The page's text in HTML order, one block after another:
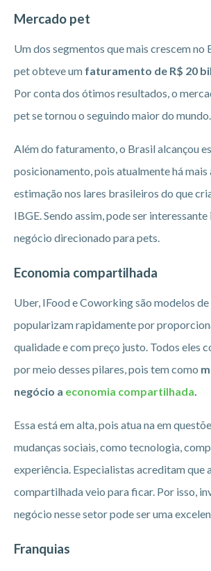
Mercado pet
Um dos segmentos que mais crescem no
pet obteve um faturamento de R$ 20
Por conta dos ótimos resultados, o
pet se tornou o seguindo maior do mundo.
Além do faturamento, o Brasil alcançou
posicionamento, pois atualmente há mais
estimação nos lares brasileiros do que
IBGE. Sendo assim, pode ser
negócio direcionado para pets.
Economia compartilhada
Uber, IFood e Coworking são modelos
popularizam rapidamente por
qualidade e com preço justo. Todos eles
por meio desses pilares, pois tem como
negócio a economia compartilhada.
Essa está em alta, pois atua na em
mudanças sociais, como tecnologia,
experiência. Especialistas acreditam que
compartilhada veio para ficar. Por isso,
negócio nesse setor pode ser uma
Franquias